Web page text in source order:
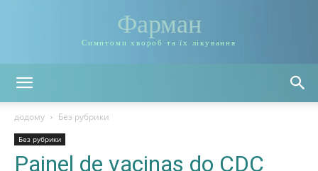
Фарман
Симптоми хвороб та їх лікування
додому Без рубрики
Без рубрики
Painel de vacinas do CDC